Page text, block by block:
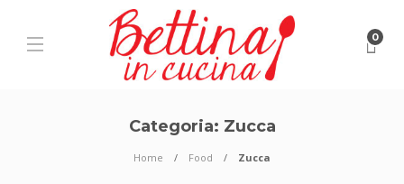
0
Categoria: Zucca
Home Food Zucca